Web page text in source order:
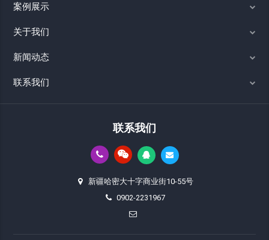
案例展示
关于我们
新闻动态
联系我们
联系我们
新疆哈密大十字商业街10-55号
0902-2231967